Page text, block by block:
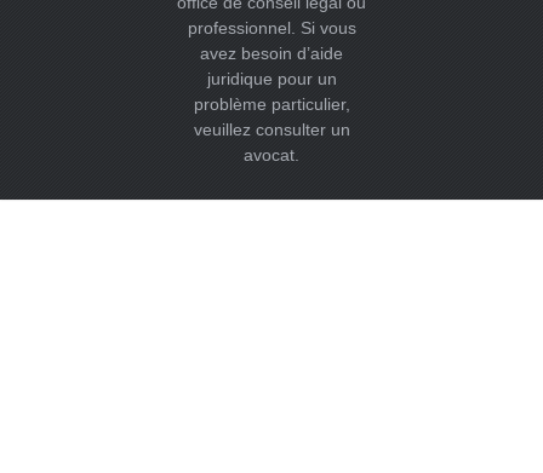
professionnel. Si vous
avez besoin d’aide
juridique pour un
problème particulier,
veuillez consulter un
avocat.